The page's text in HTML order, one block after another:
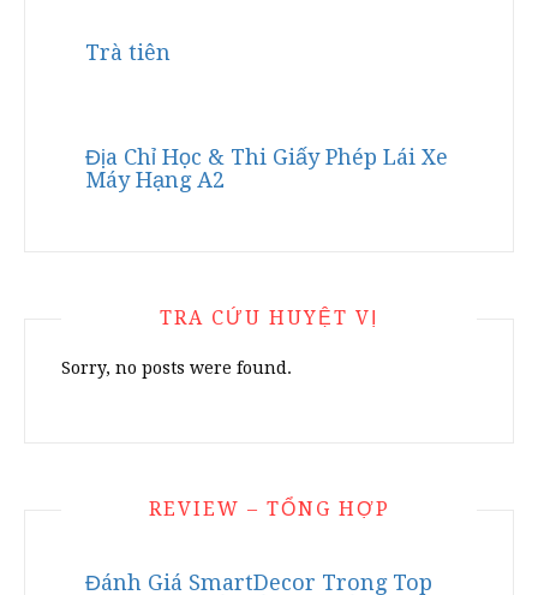
Trà tiên
Địa Chỉ Học & Thi Giấy Phép Lái Xe
Máy Hạng A2
TRA CỨU HUYỆT VỊ
Sorry, no posts were found.
REVIEW – TỔNG HỢP
Đánh Giá SmartDecor Trong Top